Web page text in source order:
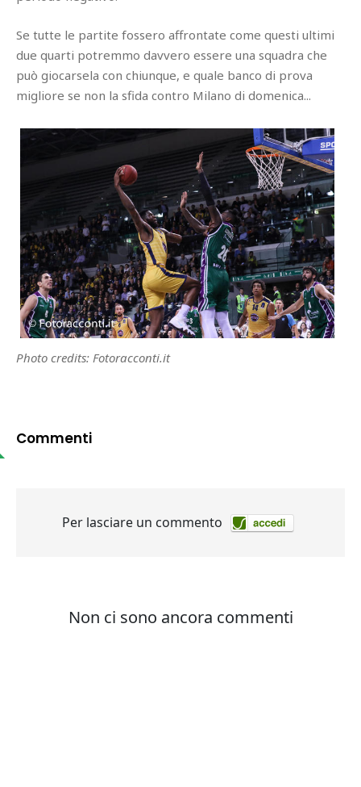
Se tutte le partite fossero affrontate come questi ultimi
due quarti potremmo davvero essere una squadra che
può giocarsela con chiunque, e quale banco di prova
migliore se non la sfida contro Milano di domenica...
Photo credits: Fotoracconti.it
Commenti